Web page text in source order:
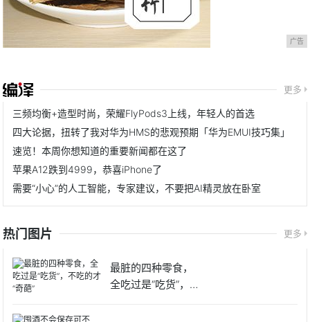
广告
更多
三频均衡+造型时尚，荣耀FlyPods3上线，年轻人的首选
四大论据，扭转了我对华为HMS的悲观预期「华为EMUI技巧集」
速览！本周你想知道的重要新闻都在这了
苹果A12跌到4999，恭喜iPhone了
需要“小心”的人工智能，专家建议，不要把AI精灵放在卧室
热门图片 更多
最脏的四种零食，
全吃过是“吃货”，不